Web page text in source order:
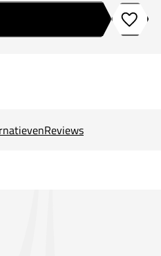
Reviews